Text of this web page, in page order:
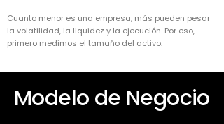
Cuanto menor es una empresa, más pueden pesar
la volatilidad, la liquidez y la ejecución. Por eso,
primero medimos el tamaño del activo.
Modelo de Negocio